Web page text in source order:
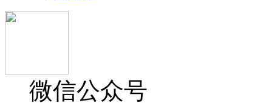
微信公众号